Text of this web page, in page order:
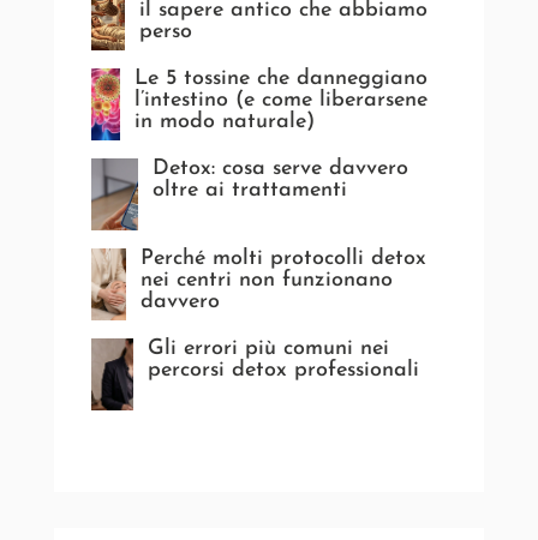
il sapere antico che abbiamo
perso
Le 5 tossine che danneggiano
l’intestino (e come liberarsene
in modo naturale)
Detox: cosa serve davvero
oltre ai trattamenti
Perché molti protocolli detox
nei centri non funzionano
davvero
Gli errori più comuni nei
percorsi detox professionali